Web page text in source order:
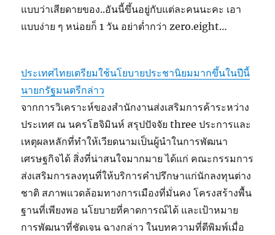
แบบว่าเสียดายของ..อันนี้ขึ้นอยู่กับแต่ละคนนะคะ เอา
แบบง่าย ๆ หน่อยก็ 1 วัน อย่าต่ำกว่า zero.eight…
ประเทศไทยเตรียมใช้นโยบายประชานิยมมากขึ้นในปีนี้
นายกรัฐมนตรีกล่าว
จากการวิเคราะห์ของสำนักงานส่งเสริมการค้าระหว่าง
ประเทศ ณ นครโฮจิมินห์ สรุปปัจจัย three ประการและ
เหตุผลหลักที่ทำให้เวียดนามเป็นผู้นำในการพัฒนา
เศรษฐกิจได้ สิ่งที่น่าสนใจมากมาย ได้แก่ คณะกรรมการ
ส่งเสริมการลงทุนที่ให้บริการคำปรึกษาแก่นักลงทุนต่าง
ชาติ สภาพแวดล้อมทางการเมืองที่มั่นคง โครงสร้างพื้น
ฐานที่เพียงพอ นโยบายที่คาดการณ์ได้ และเป้าหมาย
การพัฒนาที่ชัดเจน ฉางกล่าว ในบทความที่ตีพิมพ์เมื่อ